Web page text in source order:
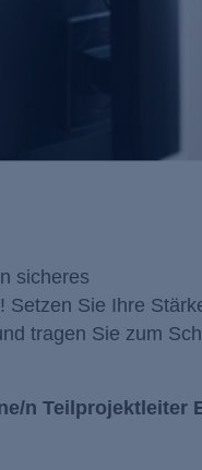
sicheres
Setzen Sie Ihre
tragen Sie zum
n Teilprojektleiter